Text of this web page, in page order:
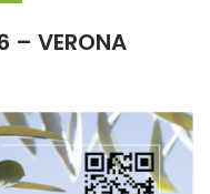
– VERONA